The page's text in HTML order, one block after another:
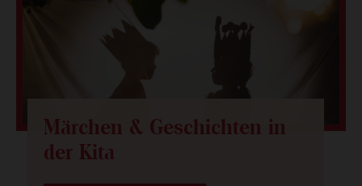
Märchen & Geschichten in
der Kita